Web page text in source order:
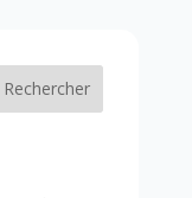
Rechercher